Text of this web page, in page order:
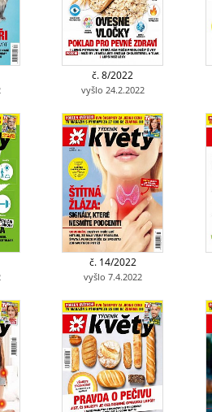
č. 8/2022
vyšlo 24.2.2022
č. 14/2022
vyšlo 7.4.2022